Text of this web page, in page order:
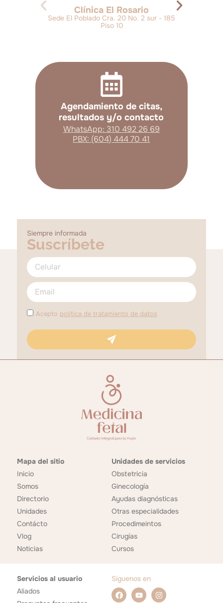
Clínica El Rosario
Sede El Poblado Cra. 20 No. 2 sur - 185
Piso 10
Agendamiento de citas,
resultados y/o contacto
WhatsApp: 310 492 26 69
PBX: (604) 444 70 41
Siempre informada
Suscríbete
Acepto política de tratamiento de datos
Mapa del sitio
Inicio
Somos
Directorio
Unidades
Contácto
Vlog
Noticias
Unidades de servicios
Obstetricia
Ginecología
Ayudas diagnósticas
Otras especialidades
Procedimeintos
Cirugías
Cursos
Servicios al usuario
Aliados
Síguenos en